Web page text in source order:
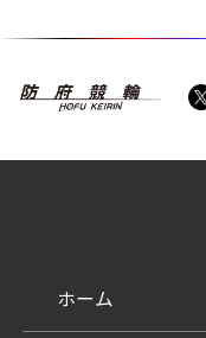
ホーム